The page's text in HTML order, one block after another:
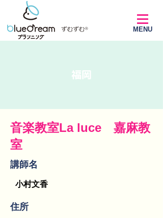
MENU
福岡
音楽教室La luce 嘉麻教
室
講師名
小村文香
​住所